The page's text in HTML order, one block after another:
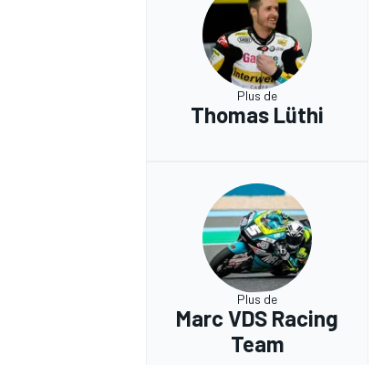
Plus de
Thomas Lüthi
Plus de
Marc VDS Racing
Team